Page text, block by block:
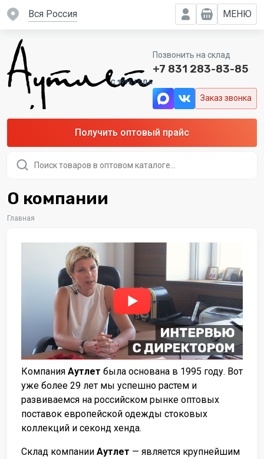
вся Россия МЕНЮ
C 1995 ГОДА
Позвонить на склад
+7 831 283-83-85
Заказ звонка
Получить оптовый прайс
товаров
О компании
Главная
Компания Аутлет была основана в 1995 году. Вот
уже более 29 лет мы успешно растем и
развиваемся на российском рынке оптовых
поставок европейской одежды стоковых
коллекций и секонд хенда.
Склад компании Аутлет — является крупнейшим